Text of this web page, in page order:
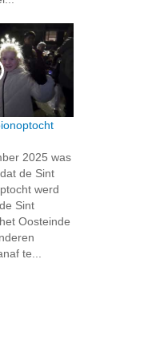
2025 was
de Sint
werd
Sint
Oosteinde
te...